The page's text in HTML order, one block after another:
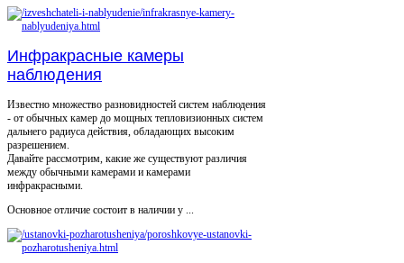
Инфракрасные камеры
наблюдения
Известно множество разновидностей систем наблюдения
- от обычных камер до мощных тепловизионных систем
дальнего радиуса действия, обладающих высоким
разрешением.
Давайте рассмотрим, какие же существуют различия
между обычными камерами и камерами
инфракрасными.
Основное отличие состоит в наличии у ...